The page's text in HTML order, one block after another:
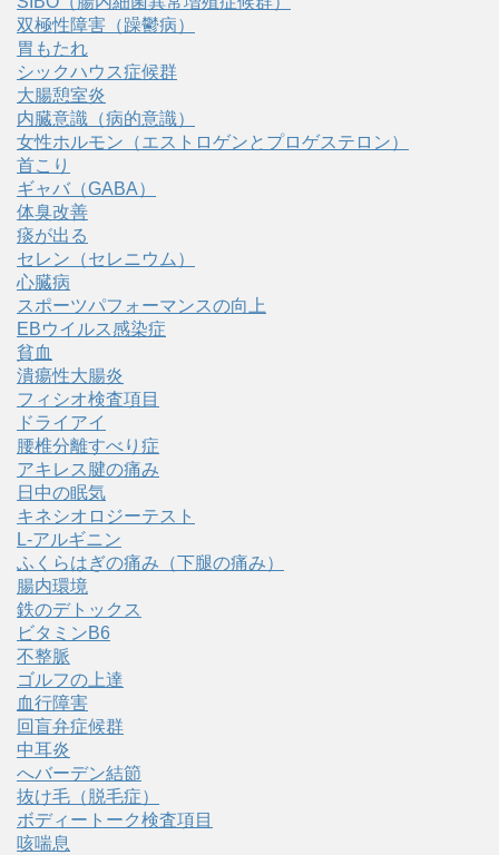
双極性障害（躁鬱病）
胃もたれ
シックハウス症候群
大腸憩室炎
内臓意識（病的意識）
女性ホルモン（エストロゲンとプロゲステロン）
首こり
ギャバ（GABA）
体臭改善
痰が出る
セレン（セレニウム）
心臓病
スポーツパフォーマンスの向上
EBウイルス感染症
貧血
潰瘍性大腸炎
フィシオ検査項目
ドライアイ
腰椎分離すべり症
アキレス腱の痛み
日中の眠気
キネシオロジーテスト
L-アルギニン
ふくらはぎの痛み（下腿の痛み）
腸内環境
鉄のデトックス
ビタミンB6
不整脈
ゴルフの上達
血行障害
回盲弁症候群
中耳炎
へバーデン結節
抜け毛（脱毛症）
ボディートーク検査項目
咳喘息